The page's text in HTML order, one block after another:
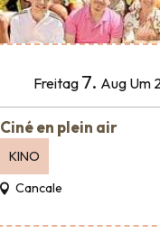
Freitag 7. Aug Um
Ciné en plein air
KINO
Cancale